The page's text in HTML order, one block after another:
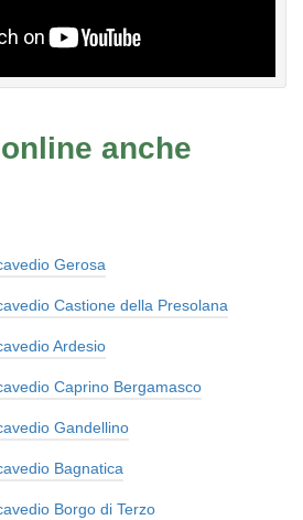
anche
Gerosa
Castione della Presolana
Ardesio
Caprino Bergamasco
Gandellino
Bagnatica
Borgo di Terzo